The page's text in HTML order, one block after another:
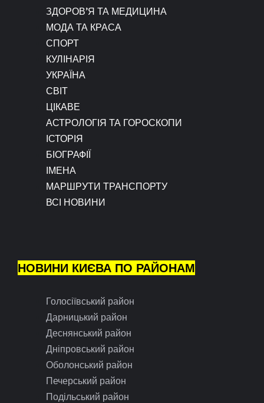
ЗДОРОВ’Я ТА МЕДИЦИНА
МОДА ТА КРАСА
СПОРТ
КУЛІНАРІЯ
УКРАЇНА
СВІТ
ЦІКАВЕ
АСТРОЛОГІЯ ТА ГОРОСКОПИ
ІСТОРІЯ
БІОГРАФІЇ
ІМЕНА
МАРШРУТИ ТРАНСПОРТУ
ВСІ НОВИНИ
НОВИНИ КИЄВА ПО РАЙОНАМ
Голосіївський район
Дарницький район
Деснянський район
Дніпровський район
Оболонський район
Печерський район
Подільський район